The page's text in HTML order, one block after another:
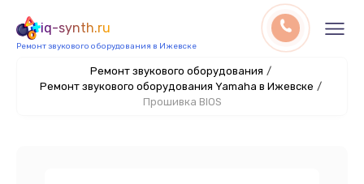
iq-synth.ru
Ремонт звукового оборудования в Ижевске
Ремонт звукового оборудования /
Ремонт звукового оборудования Yamaha в Ижевске /
Прошивка BIOS